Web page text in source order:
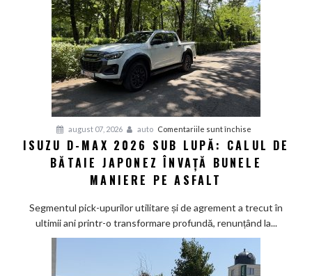
august 07, 2026 auto Comentariile sunt închise
Isuzu
D-
sub
lupă:
de
bătaie
ISUZU D-MAX 2026 SUB LUPĂ: CALUL DE
BĂTAIE JAPONEZ ÎNVAȚĂ BUNELE
MANIERE PE ASFALT
Segmentul pick-upurilor utilitare și de agrement a trecut în
ultimii ani printr-o transformare profundă, renunțând la...